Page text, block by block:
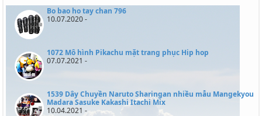
Bo bao ho tay chan 796
10.07.2020 -
1072 Mô hình Pikachu mặt trang phục Hip hop
07.07.2021 -
1539 Dây Chuyền Naruto Sharingan nhiều mẫu Mangekyou
Madara Sasuke Kakashi Itachi Mix
10.04.2021 -